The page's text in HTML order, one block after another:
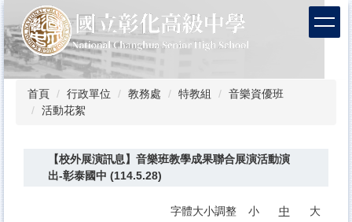
到
主
要
內
首頁 行政單位 教務處 特教組
音樂資優班
活動花絮
【校外展演訊息】音樂班教學成果聯合展演活動演
出-彰泰國中 (114.5.28)
字體大小調整 小 中 大